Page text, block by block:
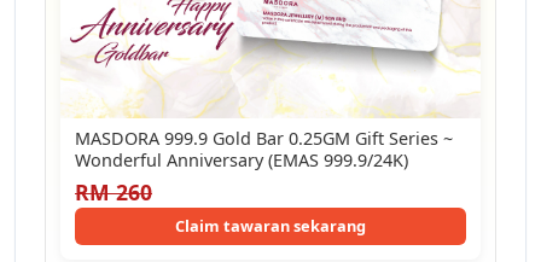
MASDORA 999.9 Gold Bar 0.25GM Gift Series ~
Wonderful Anniversary (EMAS 999.9/24K)
RM 260
Claim tawaran sekarang